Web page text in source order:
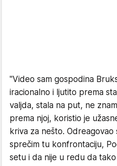
"Video sam gospodina
iracionalno i ljutito prema
valjda, stala na put, ne
prema njoj, koristio je
kriva za nešto. Odreagovao
sprečim tu konfrontaciju,
setu i da nije u redu da